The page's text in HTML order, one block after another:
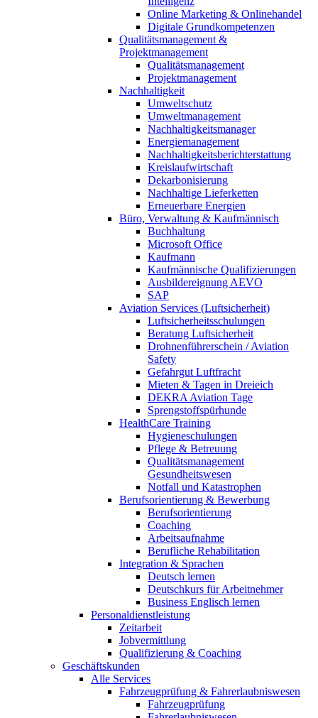
Online Marketing & Onlinehandel
Digitale Grundkompetenzen
Qualitätsmanagement &
Projektmanagement
Qualitätsmanagement
Projektmanagement
Nachhaltigkeit
Umweltschutz
Umweltmanagement
Nachhaltigkeitsmanager
Energiemanagement
Nachhaltigkeitsberichterstattung
Kreislaufwirtschaft
Dekarbonisierung
Nachhaltige Lieferketten
Erneuerbare Energien
Büro, Verwaltung & Kaufmännisch
Buchhaltung
Microsoft Office
Kaufmann
Kaufmännische Qualifizierungen
Ausbildereignung AEVO
SAP
Aviation Services (Luftsicherheit)
Luftsicherheitsschulungen
Beratung Luftsicherheit
Drohnenführerschein / Aviation
Safety
Gefahrgut Luftfracht
Mieten & Tagen in Dreieich
DEKRA Aviation Tage
Sprengstoffspürhunde
HealthCare Training
Hygieneschulungen
Pflege & Betreuung
Qualitätsmanagement
Gesundheitswesen
Notfall und Katastrophen
Berufsorientierung & Bewerbung
Berufsorientierung
Coaching
Arbeitsaufnahme
Berufliche Rehabilitation
Integration & Sprachen
Deutsch lernen
Deutschkurs für Arbeitnehmer
Business Englisch lernen
Personaldienstleistung
Zeitarbeit
Jobvermittlung
Qualifizierung & Coaching
Geschäftskunden
Alle Services
Fahrzeugprüfung & Fahrerlaubniswesen
Fahrzeugprüfung